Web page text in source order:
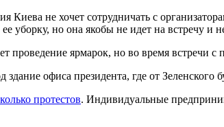
Киева не хочет сотрудничать с
уборку, но она якобы не идет на встречу и
проведение ярмарок, но во время
офиса президента, где от Зеленского
протестов. Индивидуальные